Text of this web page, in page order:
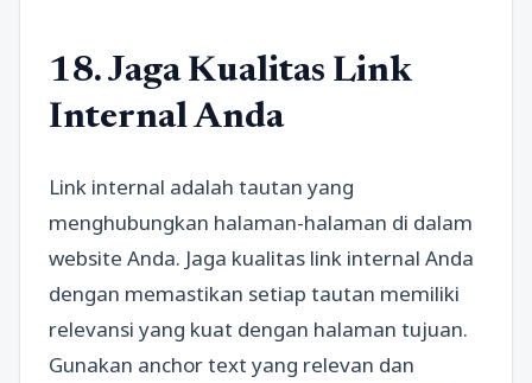
18. Jaga Kualitas Link
Internal Anda
Link internal adalah tautan yang
menghubungkan halaman-halaman di dalam
website Anda. Jaga kualitas link internal Anda
dengan memastikan setiap tautan memiliki
relevansi yang kuat dengan halaman tujuan.
Gunakan anchor text yang relevan dan